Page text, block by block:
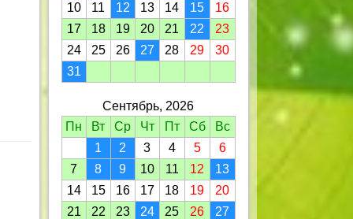
10
11 12 13 14 15
16
17
18 19 20 21 22
23
24
25 26 27 28 29
30
31
Сентябрь, 2026
Пн
Вт Ср Чт Пт Сб
Вс
1
2 3 4 5
6
7
8 9 10 11 12
13
14
15 16 17 18 19
20
21
22 23 24 25 26
27